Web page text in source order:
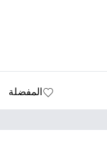
المفضلة